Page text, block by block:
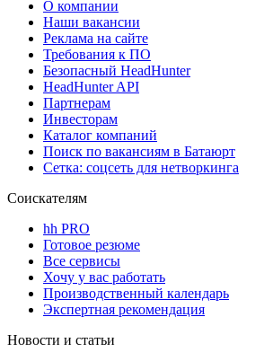
О компании
Наши вакансии
Реклама на сайте
Требования к ПО
Безопасный HeadHunter
HeadHunter API
Партнерам
Инвесторам
Каталог компаний
Поиск по вакансиям в Батаюрт
Сетка: соцсеть для нетворкинга
Соискателям
hh PRO
Готовое резюме
Все сервисы
Хочу у вас работать
Производственный календарь
Экспертная рекомендация
Новости и статьи